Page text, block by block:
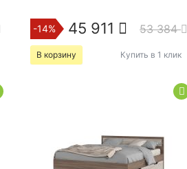
-14% 45 911 53 384
В корзину Купить в 1 клик